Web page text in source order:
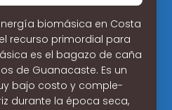
biomásica en Costa
recurso primordial para
es el bagazo de caña
de Guanacaste. Es un
bajo costo y comple-
durante la época seca,